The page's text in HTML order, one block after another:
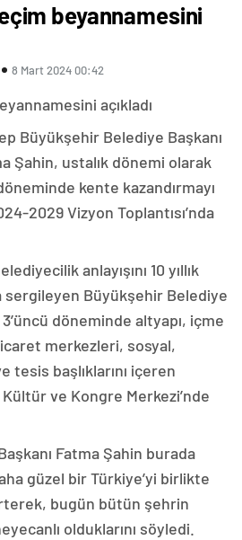
beyannamesini
8 Mart 2024 00:42
açıkladı
Büyükşehir Belediye Başkanı
Şahin, ustalık dönemi olarak
kente kazandırmayı
2029 Vizyon Toplantısı’nda
anlayışını 10 yıllık
Büyükşehir Belediye
döneminde altyapı, içme
merkezleri, sosyal,
tesis başlıklarını içeren
ve Kongre Merkezi’nde
Fatma Şahin burada
güzel bir Türkiye’yi birlikte
bugün bütün şehrin
olduklarını söyledi.